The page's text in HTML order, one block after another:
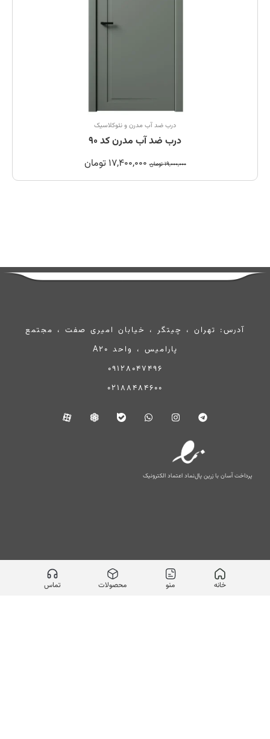
درب ضد آب مدرن و نئوکلاسیک
درب ضد آب مدرن کد 90
19,000,000 تومان 17,400,000 تومان
آدرس: تهران ، چیتگر ، خیابان امیری صفت ، مجتمع
پارامیس ، واحد A20
09128047496
02188484600
پرداخت آسان با زرین پالنماد اعتماد الکترونیک
خانه منو محصولات تماس